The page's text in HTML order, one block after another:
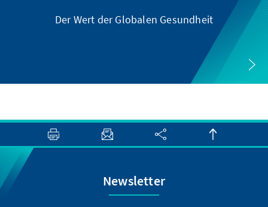
Der Wert der Globalen Gesundheit
Newsletter